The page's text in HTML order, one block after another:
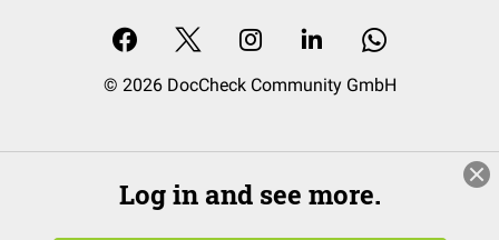
© 2026 DocCheck Community GmbH
Log in and see more.